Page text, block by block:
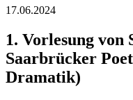
17.06.2024
1. Vorlesung von
Saarbrücker
Dramatik)